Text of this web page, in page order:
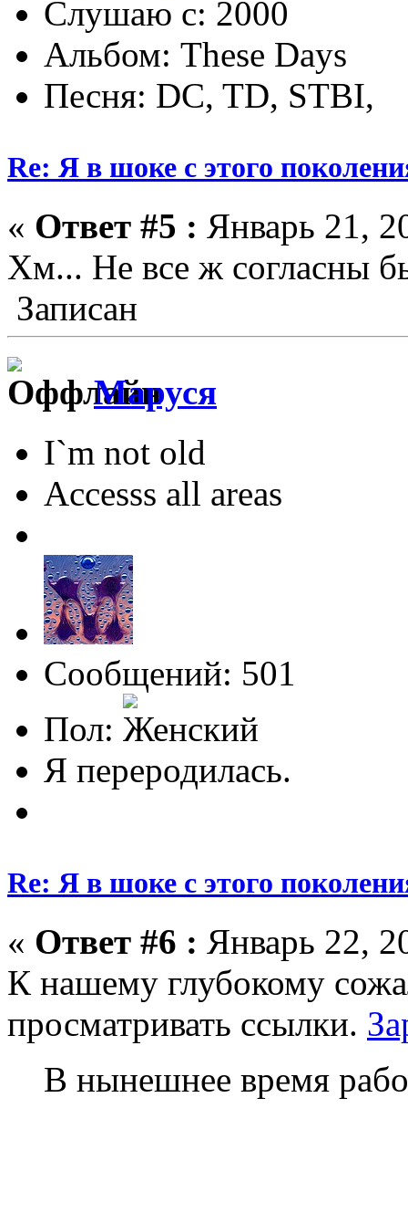
Слушаю с: 2000
Альбом: These Days
Песня: DC, TD, STBI,
Re: Я в шоке с этого
« Ответ #5 : Январь 21,
Хм... Не все ж согласны
Записан
Маруся
I`m not old
Accesss all areas
Сообщений: 501
Пол:
Я переродилась.
Re: Я в шоке с этого
« Ответ #6 : Январь 22,
К нашему глубокому
просматривать ссылки.
В нынешнее время